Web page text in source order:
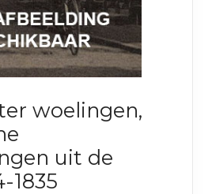
woelingen,
uit de
1835